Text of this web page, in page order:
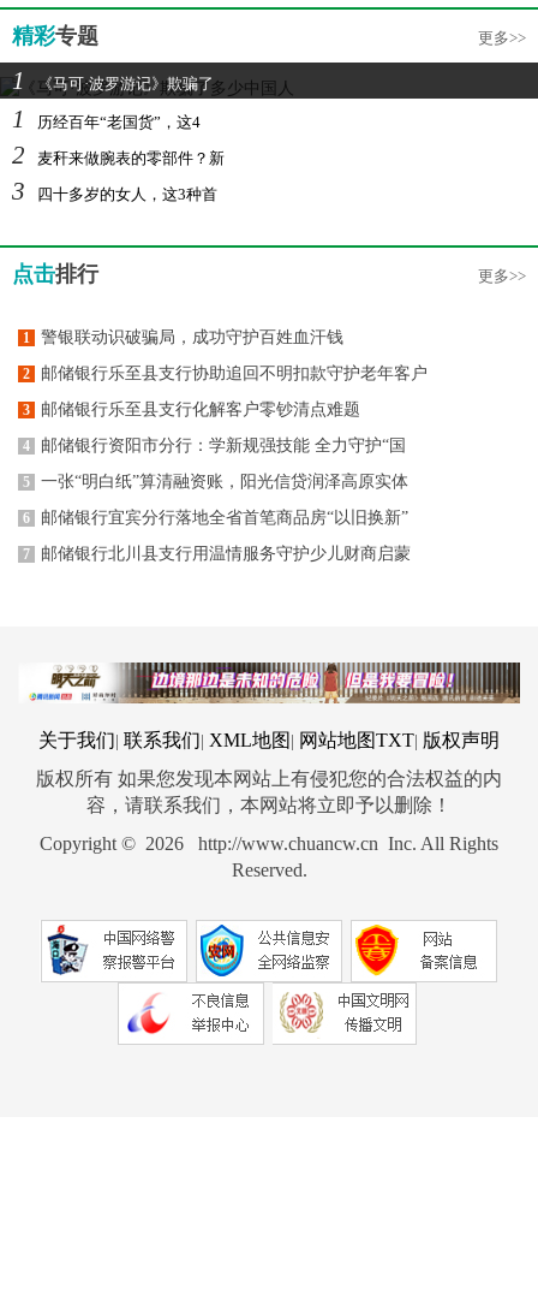
精彩专题 更多>>
1 《马可·波罗游记》欺骗了
1 历经百年“老国货”，这4
2 麦秆来做腕表的零部件？新
3 四十多岁的女人，这3种首
点击排行 更多>>
1 警银联动识破骗局，成功守护百姓血汗钱
2 邮储银行乐至县支行协助追回不明扣款守护老年客户
3 邮储银行乐至县支行化解客户零钞清点难题
4 邮储银行资阳市分行：学新规强技能 全力守护“国
5 一张“明白纸”算清融资账，阳光信贷润泽高原实体
6 邮储银行宜宾分行落地全省首笔商品房“以旧换新”
7 邮储银行北川县支行用温情服务守护少儿财商启蒙
关于我们 联系我们 XML地图 网站地图TXT 版权声明
版权所有 如果您发现本网站上有侵犯您的合法权益的内
容，请联系我们，本网站将立即予以删除！
Copyright © 2026 http://www.chuancw.cn Inc. All Rights
Reserved.